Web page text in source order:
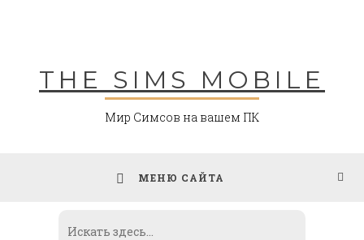
THE SIMS MOBILE
Мир Симсов на вашем ПК
МЕНЮ САЙТА